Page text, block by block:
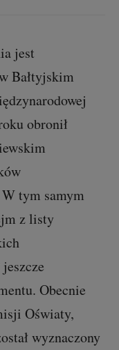
jest
Bałtyjskim
obronił
tym samym
z listy
Obecnie
Oświaty,
wyznaczony